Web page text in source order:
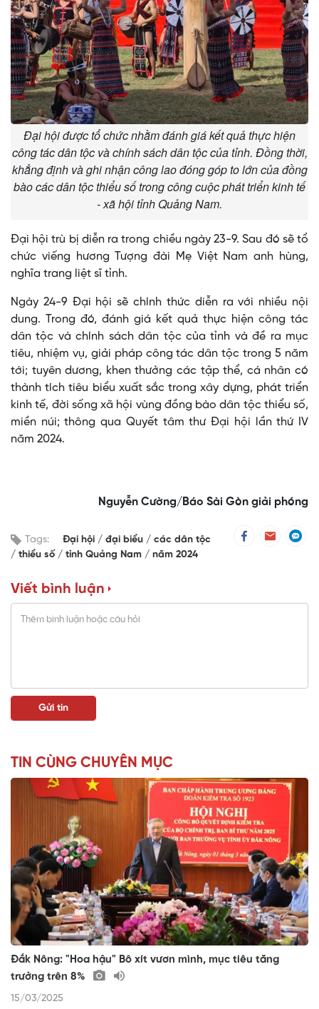
Đại hội được tổ chức nhằm đánh giá kết quả thực hiện
công tác dân tộc và chính sách dân tộc của tỉnh. Đồng thời,
khẳng định và ghi nhận công lao đóng góp to lớn của đồng
bào các dân tộc thiểu số trong công cuộc phát triển kinh tế
- xã hội tỉnh Quảng Nam.
Đại hội trù bị diễn ra trong chiều ngày 23-9. Sau đó sẽ tổ
chức viếng hương Tượng đài Mẹ Việt Nam anh hùng,
nghĩa trang liệt sĩ tỉnh.
Ngày 24-9 Đại hội sẽ chính thức diễn ra với nhiều nội
dung. Trong đó, đánh giá kết quả thực hiện công tác
dân tộc và chính sách dân tộc của tỉnh và đề ra mục
tiêu, nhiệm vụ, giải pháp công tác dân tộc trong 5 năm
tới; tuyên dương, khen thưởng các tập thể, cá nhân có
thành tích tiêu biểu xuất sắc trong xây dựng, phát triển
kinh tế, đời sống xã hội vùng đồng bào dân tộc thiểu số,
miền núi; thông qua Quyết tâm thư Đại hội lần thứ IV
năm 2024.
Nguyễn Cường/Báo Sài Gòn giải phóng
Tags: Đại hội đại biểu
các dân tộc
thiểu số
tỉnh Quảng Nam năm 2024
Viết bình luận
TIN CÙNG CHUYÊN MỤC
Đắk Nông: "Hoa hậu" Bô xít vươn mình, mục tiêu tăng
trưởng trên 8%
15/03/2025